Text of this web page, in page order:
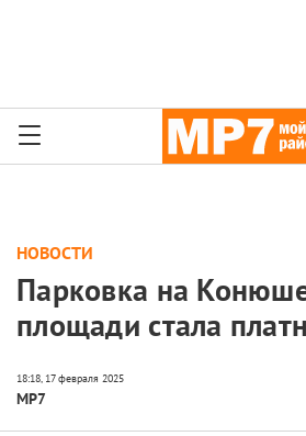
НОВОСТИ
Парковка на
площади стала
МР7